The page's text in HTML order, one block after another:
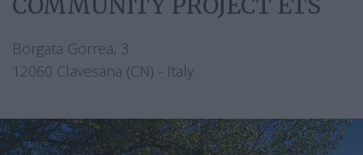
per
Tutti
Bandi &
Assegnazione
fondi
COMMUNITY PROJECT ETS
Borgata Gorrea, 3
12060 Clavesana (CN) - Italy